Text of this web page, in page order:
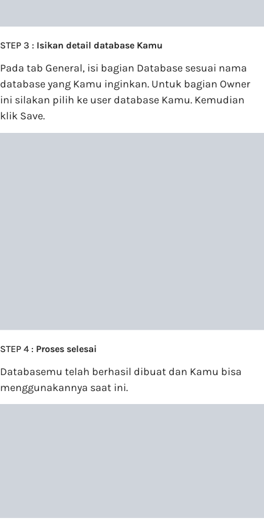
STEP 3 : Isikan detail database Kamu
Pada tab General, isi bagian Database sesuai nama
database yang Kamu inginkan. Untuk bagian Owner
ini silakan pilih ke user database Kamu. Kemudian
klik Save.
STEP 4 : Proses selesai
Databasemu telah berhasil dibuat dan Kamu bisa
menggunakannya saat ini.